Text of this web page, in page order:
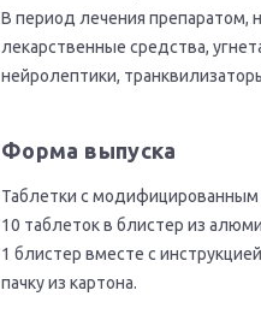
В период лечения препаратом,
лекарственные средства,
нейролептики,
Форма выпуска
Таблетки c
10 таблеток в блистер из
1 блистер вместе с
пачку из картона.